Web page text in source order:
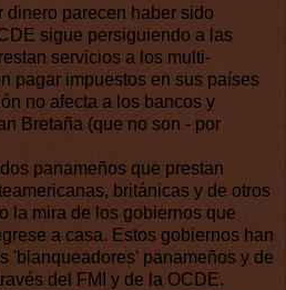
dinero parecen haber sido
sigue persiguiendo a las
servicios a los multi-
pagar impuestos en sus países
no afecta a los bancos y
Bretaña (que no son - por
panameños que prestan
británicas y de otros
la mira de los gobiernos que
a casa. Estos gobiernos han
'blanqueadores' panameños y de
del FMI y de la OCDE.